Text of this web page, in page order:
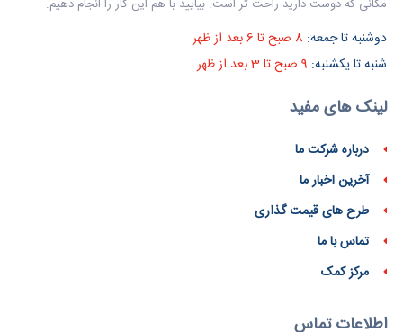
مکانی که دوست دارید راحت تر است. بیایید با هم این کار را انجام دهیم.
دوشنبه تا جمعه:
شنبه تا یکشنبه:
لینک های مفید
درباره شرکت ما
آخرین اخبار ما
طرح های قیمت گذاری
تماس با ما
مرکز کمک
اطلاعات تماس